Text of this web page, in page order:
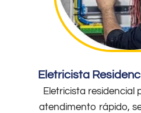
Eletricista
Eletricista residencial
atendimento rápido,